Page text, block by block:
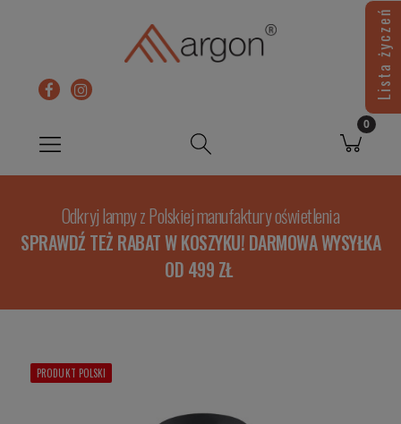
Odkryj lampy z Polskiej manufaktury oświetlenia
SPRAWDŹ TEŻ RABAT W KOSZYKU! DARMOWA WYSYŁKA
OD 499 ZŁ
PRODUKT POLSKI
Lista życzeń